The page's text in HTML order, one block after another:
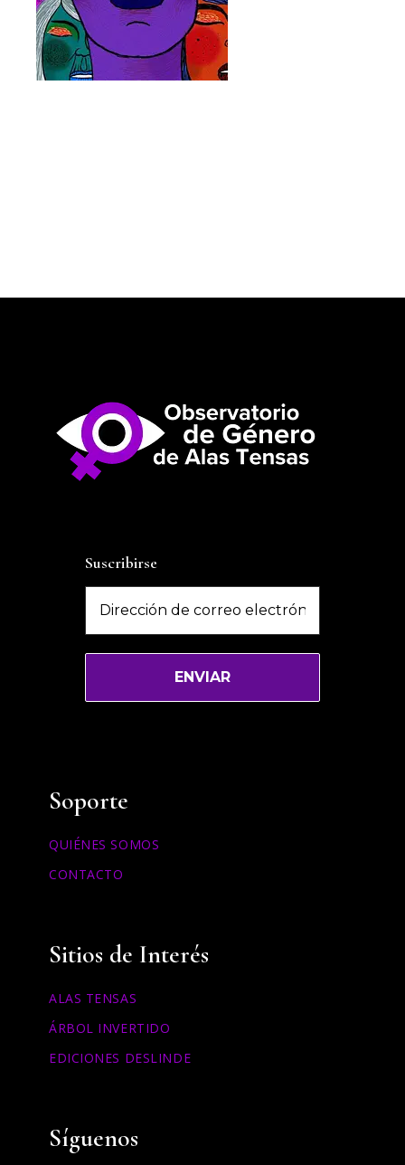
Suscribirse
Soporte
QUIÉNES SOMOS
CONTACTO
Sitios de Interés
ALAS TENSAS
ÁRBOL INVERTIDO
EDICIONES DESLINDE
Síguenos